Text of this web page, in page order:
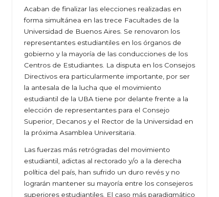
Acaban de finalizar las elecciones realizadas en
forma simultánea en las trece Facultades de la
Universidad de Buenos Aires. Se renovaron los
representantes estudiantiles en los órganos de
gobierno y la mayoría de las conducciones de los
Centros de Estudiantes. La disputa en los Consejos
Directivos era particularmente importante, por ser
la antesala de la lucha que el movimiento
estudiantil de la UBA tiene por delante frente a la
elección de representantes para el Consejo
Superior, Decanos y el Rector de la Universidad en
la próxima Asamblea Universitaria.
Las fuerzas más retrógradas del movimiento
estudiantil, adictas al rectorado y/o a la derecha
política del país, han sufrido un duro revés y no
lograrán mantener su mayoría entre los consejeros
superiores estudiantiles. El caso más paradigmático